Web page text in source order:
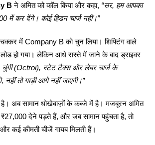
B ने अमित को कॉल किया और कहा, “सर, हम आपका
में कर देंगे। कोई हिडन चार्ज नहीं।”
में Company B को चुन लिया। शिफ्टिंग वाले
लोड हो गया। लेकिन आधे रास्ते में जाने के बाद ड्राइवर
चुंगी (Octroi), स्टेट टैक्स और लेबर चार्ज के
तो गाड़ी आगे नहीं जाएगी।”
है। अब सामान धोखेबाज़ों के कब्जे में है। मजबूरन अमित
देने पड़ते हैं, और जब सामान पहुंचता है, तो
कई कीमती चीजें गायब मिलती हैं।